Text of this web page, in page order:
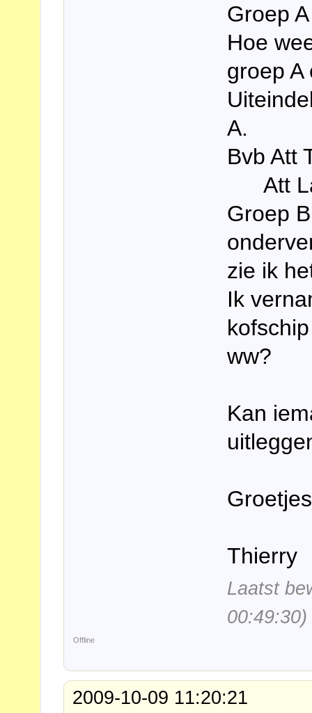
Groep
Hoe
groep
A.
Bvb Att
Att
Groep
zie ik
Ik
ww?
Kan
Groetjes
Thierry
Laatst
00:49:30)
Offline
2009-10-09 11:20:21